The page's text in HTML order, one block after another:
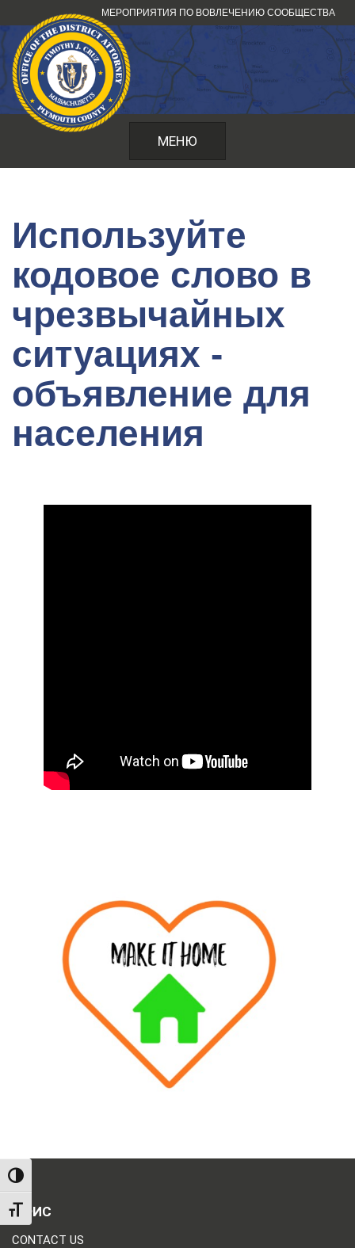
TOGGLE HIGH CONTRAST
TOGGLE FONT SIZE
к
содержанию
МЕРОПРИЯТИЯ ПО ВОВЛЕЧЕНИЮ СООБЩЕСТВА
МЕНЮ
Используйте
кодовое слово в
чрезвычайных
ситуациях -
объявление для
населения
ОФИС
CONTACT US